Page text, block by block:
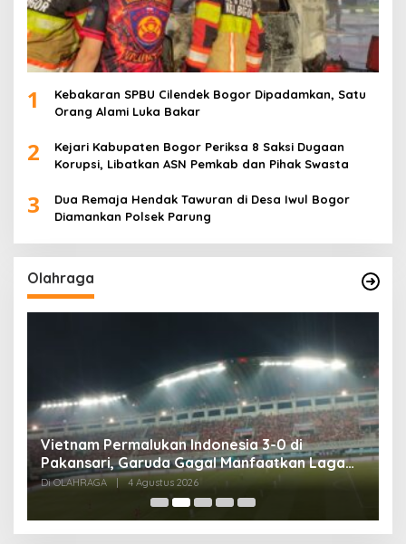
1
Kebakaran SPBU Cilendek Bogor Dipadamkan, Satu
Orang Alami Luka Bakar
2
Kejari Kabupaten Bogor Periksa 8 Saksi Dugaan
Korupsi, Libatkan ASN Pemkab dan Pihak Swasta
3
Dua Remaja Hendak Tawuran di Desa Iwul Bogor
Diamankan Polsek Parung
Olahraga
Vietnam Permalukan Indonesia 3-0 di
Pakansari, Garuda Gagal Manfaatkan Laga
Kandang
Di OLAHRAGA 4 Agustus 2026